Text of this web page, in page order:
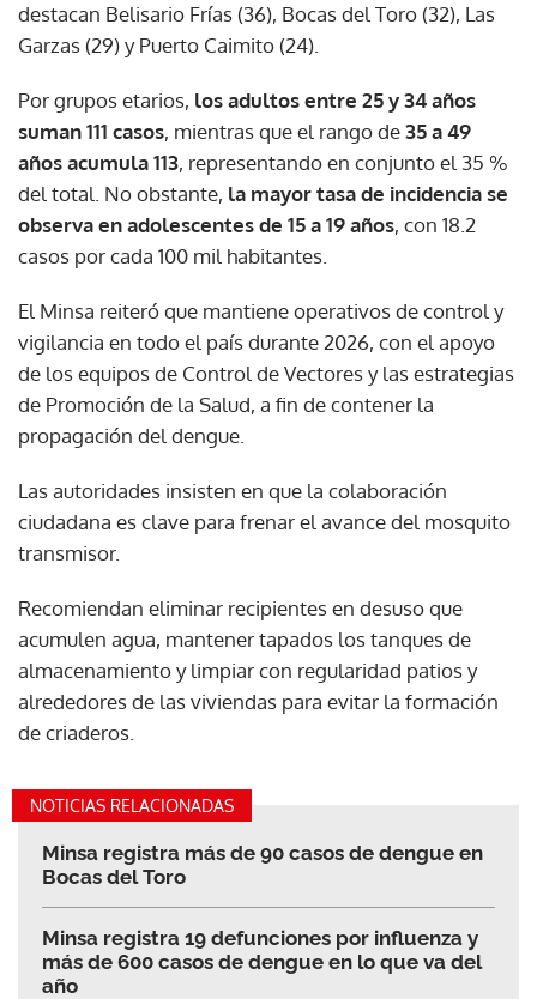
destacan Belisario Frías (36), Bocas del Toro (32), Las
Garzas (29) y Puerto Caimito (24).
Por grupos etarios, los adultos entre 25 y 34 años
suman 111 casos, mientras que el rango de35 a 49
años acumula 113, representando en conjunto el 35 %
del total. No obstante, la mayor tasa de incidencia se
observa en adolescentes de 15 a 19 años, con 18.2
casos por cada 100 mil habitantes.
El Minsa reiteró que mantiene operativos de control y
vigilancia en todo el país durante 2026, con el apoyo
de los equipos de Control de Vectores y las estrategias
de Promoción de la Salud, a fin de contener la
propagación del dengue.
Las autoridades insisten en que la colaboración
ciudadana es clave para frenar el avance del mosquito
transmisor.
Recomiendan eliminar recipientes en desuso que
acumulen agua, mantener tapados los tanques de
almacenamiento y limpiar con regularidad patios y
alrededores de las viviendas para evitar la formación
de criaderos.
NOTICIAS RELACIONADAS
Minsa registra más de 90 casos de dengue en
Bocas del Toro
Minsa registra 19 defunciones por influenza y
más de 600 casos de dengue en lo que va del
año